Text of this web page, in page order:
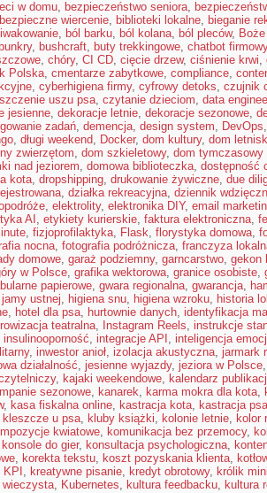
w domu, bezpieczeństwo seniora,
bezpieczne wiercenie, biblioteki lokalne, bieganie
, ból barku, ból kolana, ból pleców,
bunkry, bushcraft, buty trekkingowe, chatbot firmowy
, chóry, CI CD, cięcie drzew, ciśnienie krwi,
Polska, cmentarze zabytkowe, compliance,
, cyberhigiena firmy, cyfrowy detoks, czujnik
uszu psa, czytanie dzieciom, data
jesienne, dekoracje letnie, dekoracje sezonowe,
zadań, demencja, design system, DevOps,
, długi weekend, Docker, dom kultury, dom
zwierzętom, dom szkieletowy, dom tymczasowy
nad jeziorem, domowa biblioteczka, dostępność
kota, dropshipping, drukowanie żywiczne, due
, działka rekreacyjna, dziennik
, elektrolity, elektronika DIY, email
AI , etykiety kurierskie, faktura elektroniczna,
, fizjoprofilaktyka, Flask, florystyka domowa,
nocna, fotografia podróżnicza, franczyza
domowe, garaż podziemny, garncarstwo, gekon
w Polsce, grafika wektorowa, granice osobiste,
papierowe, gwara regionalna, gwarancja,
jamy ustnej, higiena snu, higiena wzroku, historia
, hotel dla psa, hurtownie danych, identyfikacja
teatralna, Instagram Reels, instrukcje
insulinooporność, integracje API , inteligencja
, inwestor anioł, izolacja akustyczna, jarmark
działalność, jesienne wyjazdy, jeziora w Polsce,
, kajaki weekendowe, kalendarz
sezonowe, kanarek, karma mokra dla kota,
, kasa fiskalna online, kastracja kota, kastracja psa
kleszcze u psa, kluby książki, kolonie letnie, kolor
kwiatowe, komunikacja bez przemocy,
konsole do gier, konsultacja psychologiczna,
, korekta tekstu, koszt pozyskania klienta,
KPI , kreatywne pisanie, kredyt obrotowy, królik
wieczysta, Kubernetes, kultura feedbacku, kultura